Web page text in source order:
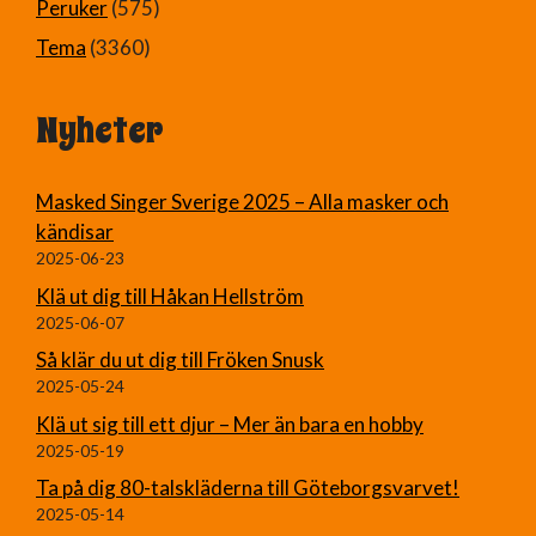
Peruker(575)
Tema (3360)
Nyheter
Masked Singer Sverige 2025 – Alla masker och
kändisar
2025-06-23
Klä ut dig till Håkan Hellström
2025-06-07
Så klär du ut dig till Fröken Snusk
2025-05-24
Klä ut sig till ett djur – Mer än bara en hobby
2025-05-19
Ta på dig 80-talskläderna till Göteborgsvarvet!
2025-05-14